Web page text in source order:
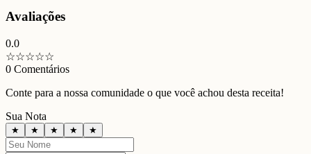
Avaliações
0.0
☆☆☆☆☆
0 Comentários
Conte para a nossa comunidade o que você achou desta receita!
Sua Nota
★ ★ ★ ★ ★